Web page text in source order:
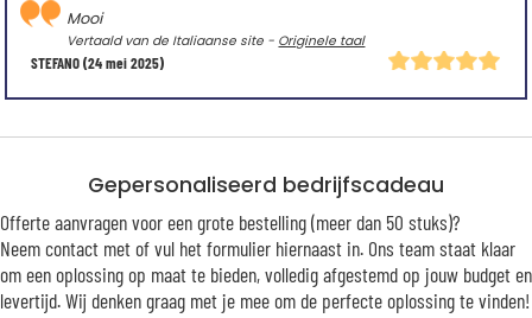
STEFANO(24 mei 2025)
Mooi
Vertaald van de Italiaanse site - Originele taal
Gepersonaliseerd bedrijfscadeau
Offerte aanvragen voor een grote bestelling (meer dan 50 stuks)?
Neem contact met of vul het formulier hiernaast in. Ons team staat klaar
om een oplossing op maat te bieden, volledig afgestemd op jouw budget en
levertijd. Wij denken graag met je mee om de perfecte oplossing te vinden!